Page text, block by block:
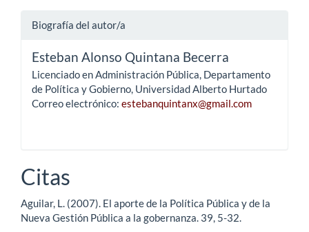
Biografía del autor/a
Esteban Alonso Quintana Becerra
Licenciado en Administración Pública, Departamento
de Política y Gobierno, Universidad Alberto Hurtado
Correo electrónico: estebanquintanx@gmail.com
Citas
Aguilar, L. (2007). El aporte de la Política Pública y de la
Nueva Gestión Pública a la gobernanza. 39, 5-32.